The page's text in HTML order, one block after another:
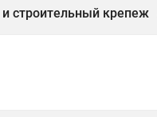
строительный крепеж